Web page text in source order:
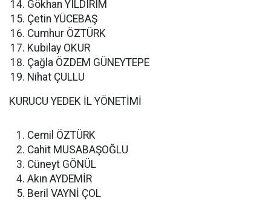
Gökhan YILDIRIM
Çetin YÜCEBAŞ
Cumhur ÖZTÜRK
Kubilay OKUR
Çağla ÖZDEM GÜNEYTEPE
Nihat ÇULLU
KURUCU YEDEK İL YÖNETİMİ
Cemil ÖZTÜRK
Cahit MUSABAŞOĞLU
Cüneyt GÖNÜL
Akın AYDEMİR
Beril VAYNİ ÇOL